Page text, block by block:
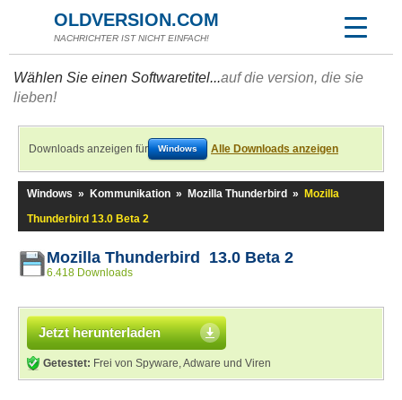
OLDVERSION.COM
NACHRICHTER IST NICHT EINFACH!
Wählen Sie einen Softwaretitel...auf die version, die sie
lieben!
Downloads anzeigen für Windows Alle Downloads anzeigen
Windows » Kommunikation » Mozilla Thunderbird »
Mozilla
Thunderbird 13.0 Beta 2
Mozilla Thunderbird 13.0 Beta 2
6.418 Downloads
Jetzt herunterladen
Getestet: Frei von Spyware, Adware und Viren